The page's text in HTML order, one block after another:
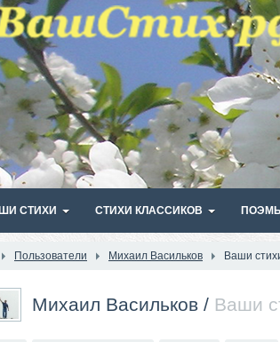
СТИХИ СТИХИ КЛАССИКОВ ПОЭМЫ
Пользователи Михаил Васильков Ваши
Михаил Васильков / Ваши